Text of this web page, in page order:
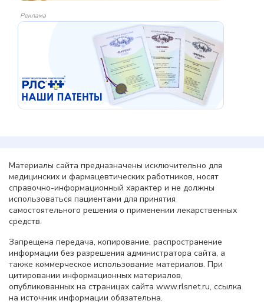
Реклама
Материалы сайта предназначены исключительно для
медицинских и фармацевтических работников, носят
справочно-информационный характер и не должны
использоваться пациентами для принятия
самостоятельного решения о применении лекарственных
средств.
Запрещена передача, копирование, распространение
информации без разрешения администратора сайта, а
также коммерческое использование материалов. При
цитировании информационных материалов,
опубликованных на страницах сайта www.rlsnet.ru, ссылка
на источник информации обязательна.